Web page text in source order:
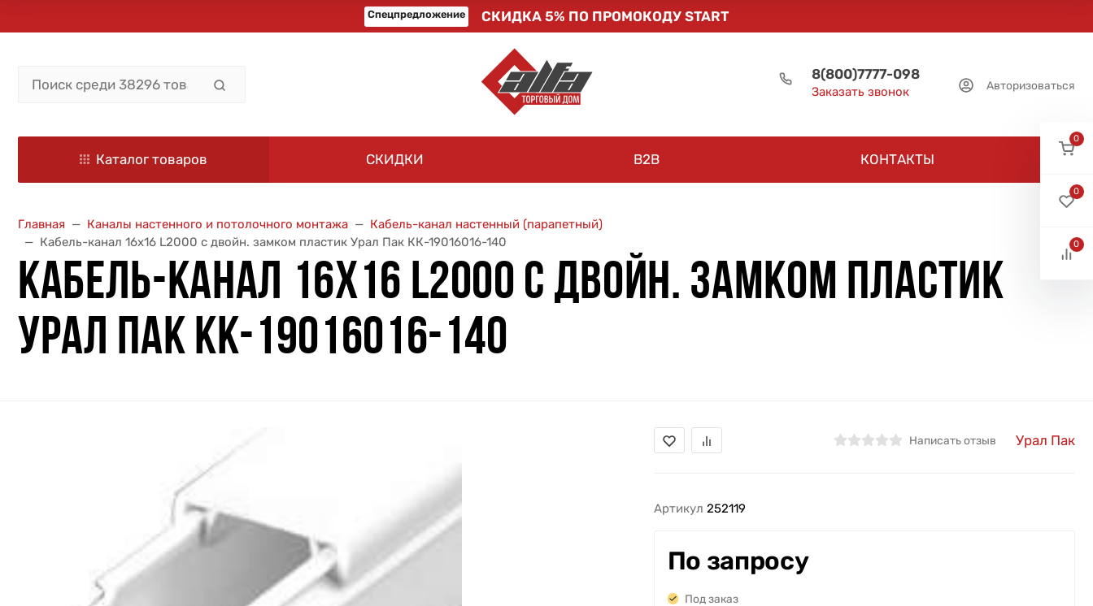
Спецпредложение СКИДКА 5% ПО ПРОМОКОДУ START
8(800)7777-098
Заказать звонок Авторизоваться
Каталог товаров СКИДКИ B2B КОНТАКТЫ
Главная Каналы настенного и потолочного монтажа
Кабель-канал настенный (парапетный)
Кабель-канал 16х16 L2000 с двойн. замком пластик Урал Пак КК-19016016-140
КАБЕЛЬ-КАНАЛ 16Х16 L2000 С ДВОЙН. ЗАМКОМ ПЛАСТИК
УРАЛ ПАК КК-19016016-140
Написать отзыв Урал Пак
Артикул 252119
По запросу
Под заказ
0
0
0